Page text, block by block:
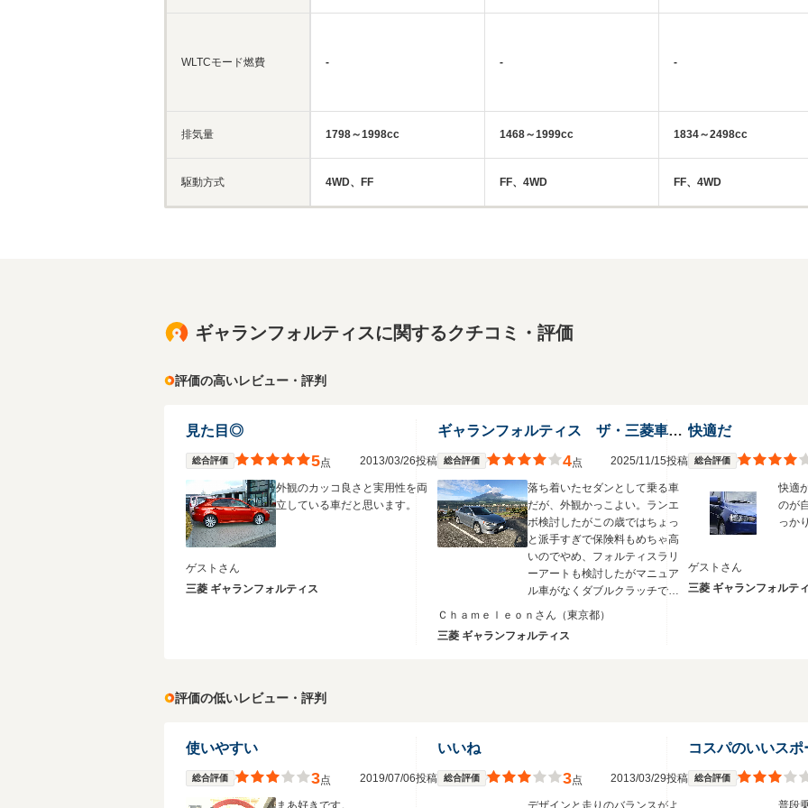
WLTCモード燃費
排気量
駆動方式
-
1798～1998cc
4WD、FF
-
1468～1999cc
FF、4WD
-
1834～2498cc
FF、4WD
ギャランフォルティスに関するクチコミ・評価
評価の高いレビュー・評判
見た目◎
総合評価 5点 2013/03/26投稿
外観のカッコ良さと実用性を両
立している車だと思います。
ゲストさん
三菱 ギャランフォルティス
ギャランフォルティス ザ・三菱車 フレームが頑丈
総合評価 4点 2025/11/15投稿
落ち着いたセダンとして乗る車
だが、外観かっこよい。ランエ
ボ検討したがこの歳ではちょっ
と派手すぎで保険料もめちゃ高
いのでやめ、フォルティスラリ
ーアートも検討したがマニュア
ル車がなくダブルクラッチでは
中途半端で楽しくないし燃費も
ュアルシフトは２台目のコルト
Ｃｈａｍｅｌｅｏｎさん （東京都）
三菱 ギャランフォルティス
快適だ
総合評価
快適
のが
っか
ゲストさん
三菱 ギャランフォルテ
評価の低いレビュー・評判
使いやすい
総合評価 3点 2019/07/06投稿
まあ好きです。
いいね
総合評価 3点 2013/03/29投稿
デザインと走りのバランスがよ
コスパのいいス
総合評価
普段